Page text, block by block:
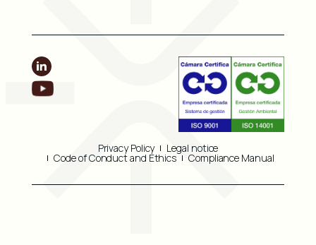
Privacy Policy Legal notice
Code of Conduct and Ethics Compliance Manual